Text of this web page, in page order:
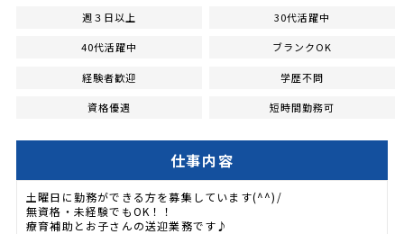
週３日以上 30代活躍中
40代活躍中 ブランクOK
経験者歓迎 学歴不問
資格優遇 短時間勤務可
仕事内容
土曜日に勤務ができる方を募集しています(^^)/
無資格・未経験でもOK！！
療育補助とお子さんの送迎業務です♪